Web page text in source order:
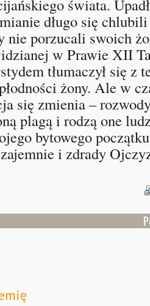
świata.
długo się
nie porzucali swoich
w Prawie XII
tłumaczył się z
żony. Ale w
się zmienia –
plagą i rodzą one
bytowego
i zdrady